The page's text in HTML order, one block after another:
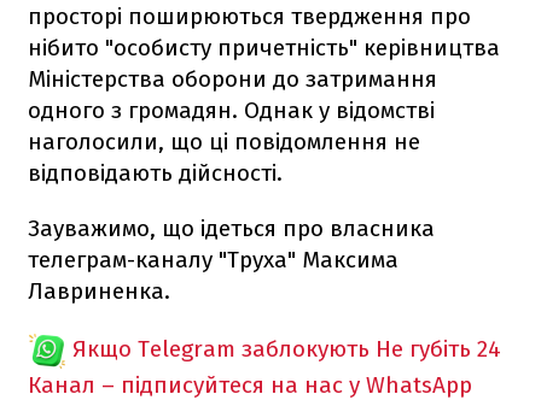
просторі поширюються твердження про
нібито "особисту причетність" керівництва
Міністерства оборони до затримання
одного з громадян. Однак у відомстві
наголосили, що ці повідомлення не
відповідають дійсності.
Зауважимо, що ідеться про власника
телеграм-каналу "Труха" Максима
Лавриненка.
Якщо Telegram заблокують Не губіть 24
Канал – підписуйтеся на нас у WhatsApp